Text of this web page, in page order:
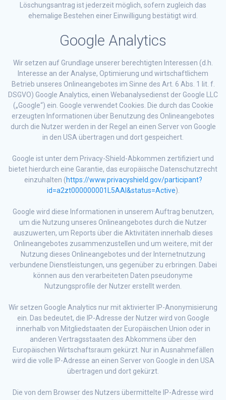
Löschungsantrag ist jederzeit möglich, sofern zugleich das
ehemalige Bestehen einer Einwilligung bestätigt wird.
Google Analytics
Wir setzen auf Grundlage unserer berechtigten Interessen (d.h.
Interesse an der Analyse, Optimierung und wirtschaftlichem
Betrieb unseres Onlineangebotes im Sinne des Art. 6 Abs. 1 lit. f.
DSGVO) Google Analytics, einen Webanalysedienst der Google LLC
(„Google“) ein. Google verwendet Cookies. Die durch das Cookie
erzeugten Informationen über Benutzung des Onlineangebotes
durch die Nutzer werden in der Regel an einen Server von Google
in den USA übertragen und dort gespeichert.
Google ist unter dem Privacy-Shield-Abkommen zertifiziert und
bietet hierdurch eine Garantie, das europäische Datenschutzrecht
einzuhalten (https://www.privacyshield.gov/participant?
id=a2zt000000001L5AAI&status=Active).
Google wird diese Informationen in unserem Auftrag benutzen,
um die Nutzung unseres Onlineangebotes durch die Nutzer
auszuwerten, um Reports über die Aktivitäten innerhalb dieses
Onlineangebotes zusammenzustellen und um weitere, mit der
Nutzung dieses Onlineangebotes und der Internetnutzung
verbundene Dienstleistungen, uns gegenüber zu erbringen. Dabei
können aus den verarbeiteten Daten pseudonyme
Nutzungsprofile der Nutzer erstellt werden.
Wir setzen Google Analytics nur mit aktivierter IP-Anonymisierung
ein. Das bedeutet, die IP-Adresse der Nutzer wird von Google
innerhalb von Mitgliedstaaten der Europäischen Union oder in
anderen Vertragsstaaten des Abkommens über den
Europäischen Wirtschaftsraum gekürzt. Nur in Ausnahmefällen
wird die volle IP-Adresse an einen Server von Google in den USA
übertragen und dort gekürzt.
Die von dem Browser des Nutzers übermittelte IP-Adresse wird